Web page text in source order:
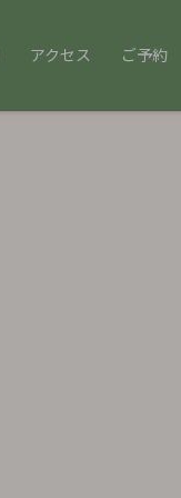
アクセス ご予約